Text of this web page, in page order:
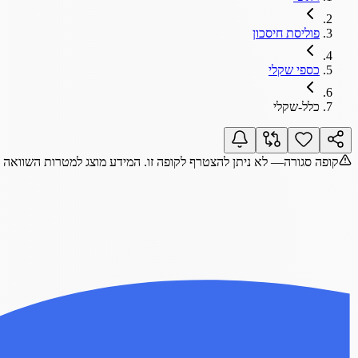
פוליסת חיסכון
כספי שקלי
כלל-שקלי
קופה סגורה— לא ניתן להצטרף לקופה זו. המידע מוצג למטרות